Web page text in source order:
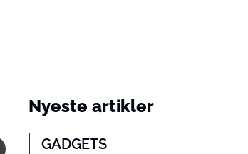
Nyeste artikler
GADGETS